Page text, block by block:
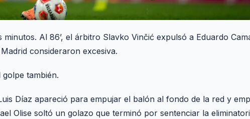
Al 86’, el árbitro Slavko Vinčić expulsó a Eduardo
consideraron excesiva.
también.
Díaz apareció para empujar el balón al fondo de la red y
Olise soltó un golazo que terminó por sentenciar la